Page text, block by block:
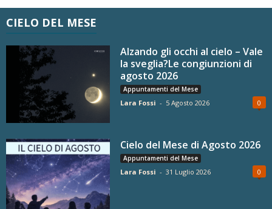
CIELO DEL MESE
Alzando gli occhi al cielo – Vale
la sveglia?Le congiunzioni di
agosto 2026
Appuntamenti del Mese
Lara Fossi - 5 Agosto 2026 0
Cielo del Mese di Agosto 2026
Appuntamenti del Mese
Lara Fossi - 31 Luglio 2026 0